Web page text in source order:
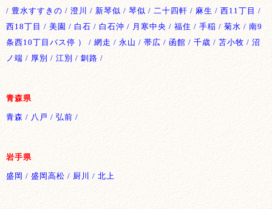
/ 豊水すすきの / 澄川 / 新琴似 / 琴似 / 二十四軒 / 麻生 / 西11丁目 /
西18丁目 / 美園 / 白石 / 白石沖 / 月寒中央 / 福住 / 手稲 / 菊水 / 南9
条西10丁目バス停 ） / 網走 / 永山 / 帯広 / 函館 / 千歳 / 苫小牧 / 沼
ノ端 / 厚別 / 江別 / 釧路 /
青森県
青森 / 八戸 / 弘前 /
岩手県
盛岡 / 盛岡高松 / 厨川 / 北上